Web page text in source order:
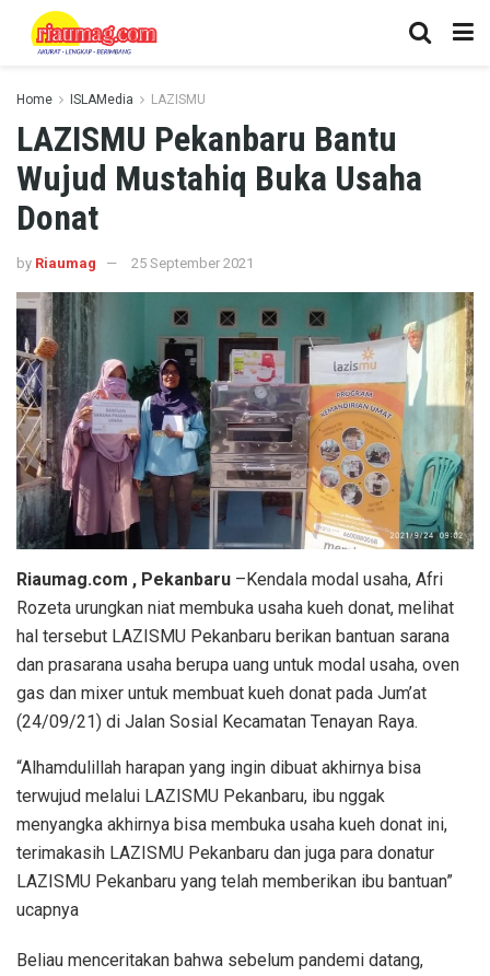
Home ISLAMedia LAZISMU
LAZISMU Pekanbaru Bantu
Wujud Mustahiq Buka Usaha
Donat
by Riaumag 25 September 2021
Riaumag.com , Pekanbaru –Kendala modal usaha, Afri
Rozeta urungkan niat membuka usaha kueh donat, melihat
hal tersebut LAZISMU Pekanbaru berikan bantuan sarana
dan prasarana usaha berupa uang untuk modal usaha, oven
gas dan mixer untuk membuat kueh donat pada Jum’at
(24/09/21) di Jalan Sosial Kecamatan Tenayan Raya.
“Alhamdulillah harapan yang ingin dibuat akhirnya bisa
terwujud melalui LAZISMU Pekanbaru, ibu nggak
menyangka akhirnya bisa membuka usaha kueh donat ini,
terimakasih LAZISMU Pekanbaru dan juga para donatur
LAZISMU Pekanbaru yang telah memberikan ibu bantuan”
ucapnya
Beliau menceritakan bahwa sebelum pandemi datang,